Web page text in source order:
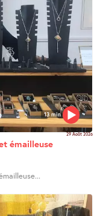
13 min
29 Août 2026
émailleuse